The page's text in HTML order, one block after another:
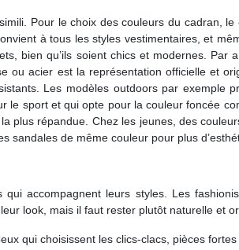
Pour le choix des couleurs du cadran, le
à tous les styles vestimentaires, et
bien qu’ils soient chics et modernes. Par
ou acier est la représentation officielle et
Les modèles outdoors par exemple
le sport et qui opte pour la couleur foncée
plus répandue. Chez les jeunes, des
sandales de même couleur pour plus
accompagnent leurs styles. Les
look, mais il faut rester plutôt naturelle et
qui choisissent les clics-clacs, pièces